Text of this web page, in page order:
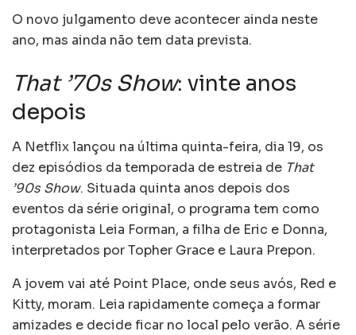
O novo julgamento deve acontecer ainda neste
ano, mas ainda não tem data prevista.
That ’70s Show: vinte anos
depois
A Netflix lançou na última quinta-feira, dia 19, os
dez episódios da temporada de estreia de That
’90s Show. Situada quinta anos depois dos
eventos da série original, o programa tem como
protagonista Leia Forman, a filha de Eric e Donna,
interpretados por Topher Grace e Laura Prepon.
A jovem vai até Point Place, onde seus avós, Red e
Kitty, moram. Leia rapidamente começa a formar
amizades e decide ficar no local pelo verão. A série